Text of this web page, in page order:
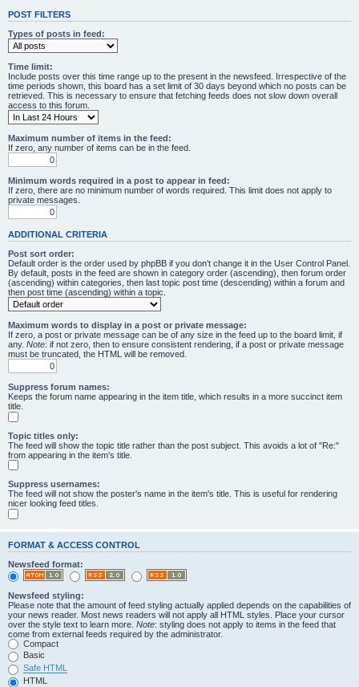
POST FILTERS
Types of posts in feed:
Time limit:
Include posts over this time range up to the present in the newsfeed. Irrespective of the
time periods shown, this board has a set limit of 30 days beyond which no posts can be
retrieved. This is necessary to ensure that fetching feeds does not slow down overall
access to this forum.
Maximum number of items in the feed:
If zero, any number of items can be in the feed.
Minimum words required in a post to appear in feed:
If zero, there are no minimum number of words required. This limit does not apply to
private messages.
ADDITIONAL CRITERIA
Post sort order:
Default order is the order used by phpBB if you don’t change it in the User Control Panel.
By default, posts in the feed are shown in category order (ascending), then forum order
(ascending) within categories, then last topic post time (descending) within a forum and
then post time (ascending) within a topic.
Maximum words to display in a post or private message:
If zero, a post or private message can be of any size in the feed up to the board limit, if
any. Note: if not zero, then to ensure consistent rendering, if a post or private message
must be truncated, the HTML will be removed.
Suppress forum names:
Keeps the forum name appearing in the item title, which results in a more succinct item
title.
Topic titles only:
The feed will show the topic title rather than the post subject. This avoids a lot of "Re:"
from appearing in the item's title.
Suppress usernames:
The feed will not show the poster's name in the item's title. This is useful for rendering
nicer looking feed titles.
FORMAT & ACCESS CONTROL
Newsfeed format:
Newsfeed styling:
Please note that the amount of feed styling actually applied depends on the capabilities of
your news reader. Most news readers will not apply all HTML styles. Place your cursor
over the style text to learn more. Note: styling does not apply to items in the feed that
come from external feeds required by the administrator.
Compact
Basic
Safe HTML
HTML